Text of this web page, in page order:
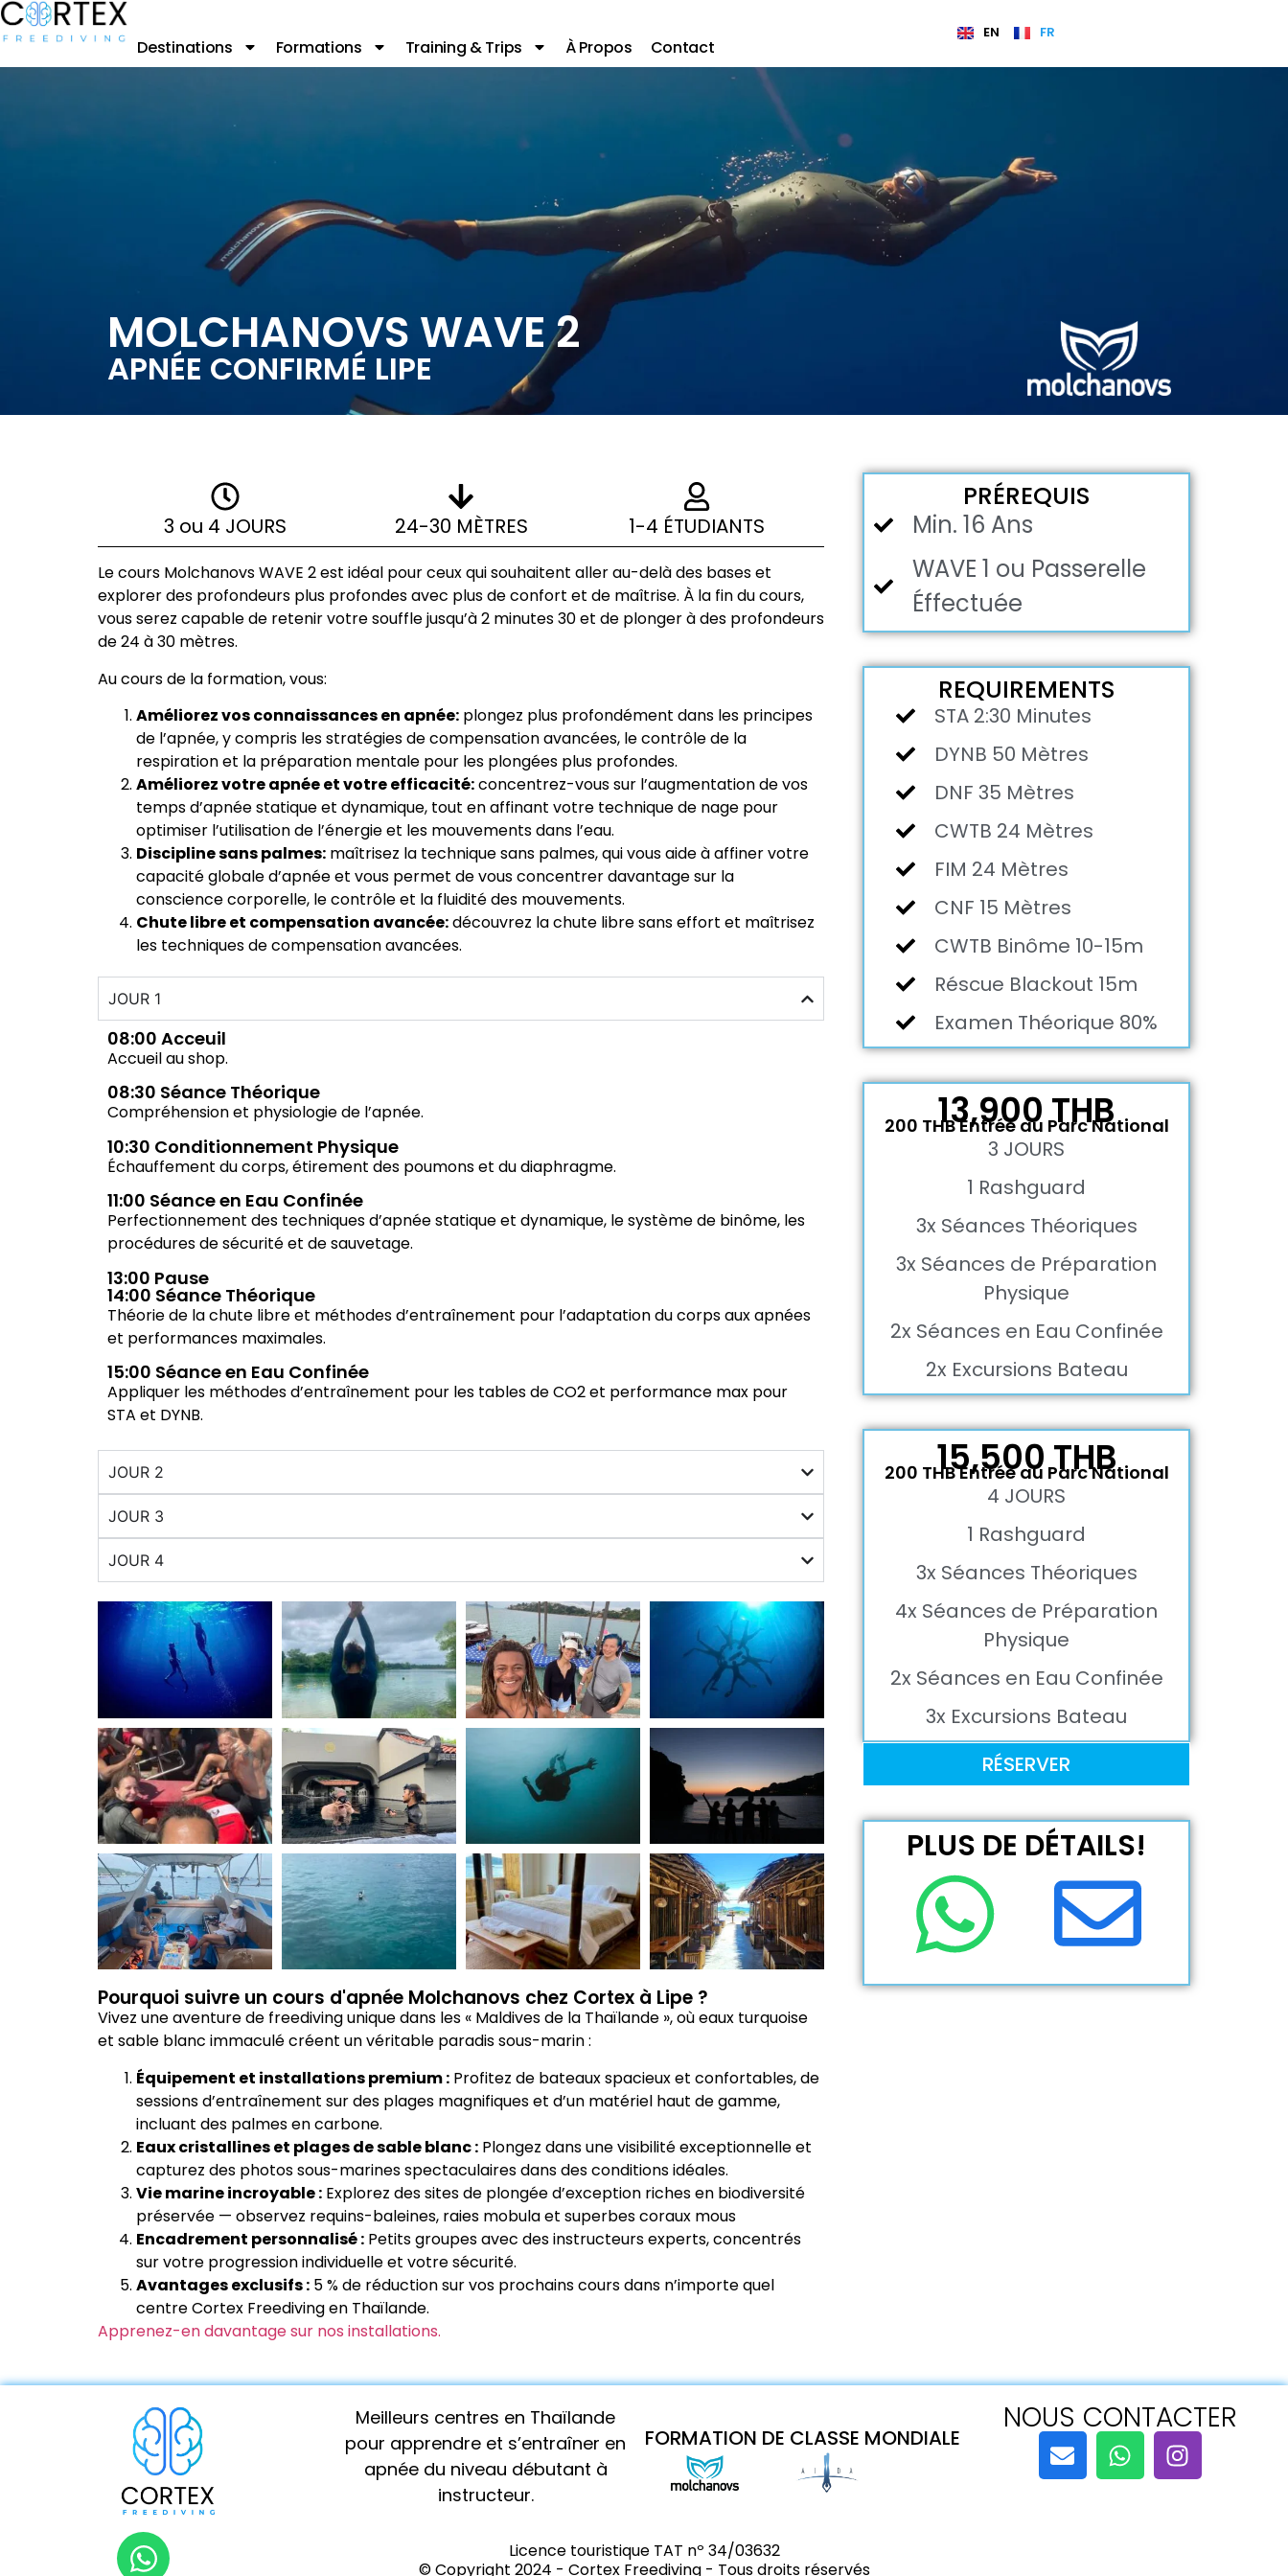
Destinations Formations Training & Trips À Propos Contact
EN FR
MOLCHANOVS WAVE 2
APNÉE CONFIRMÉ LIPE
3 ou 4 JOURS 24-30 MÈTRES 1-4 ÉTUDIANTS
Le cours Molchanovs WAVE 2 est idéal pour ceux qui souhaitent aller au-delà des bases et
explorer des profondeurs plus profondes avec plus de confort et de maîtrise. À la fin du cours,
vous serez capable de retenir votre souffle jusqu’à 2 minutes 30 et de plonger à des profondeurs
de 24 à 30 mètres.
Au cours de la formation, vous:
Améliorez vos connaissances en apnée: plongez plus profondément dans les principes
de l’apnée, y compris les stratégies de compensation avancées, le contrôle de la
respiration et la préparation mentale pour les plongées plus profondes.
Améliorez votre apnée et votre efficacité:concentrez-vous sur l’augmentation de vos
temps d’apnée statique et dynamique, tout en affinant votre technique de nage pour
optimiser l’utilisation de l’énergie et les mouvements dans l’eau.
Discipline sans palmes: maîtrisez la technique sans palmes, qui vous aide à affiner votre
capacité globale d’apnée et vous permet de vous concentrer davantage sur la
conscience corporelle, le contrôle et la fluidité des mouvements.
Chute libre et compensation avancée:découvrez la chute libre sans effort et maîtrisez
les techniques de compensation avancées.
JOUR 1
08:00 Acceuil
Accueil au shop.
08:30 Séance Théorique
Compréhensionet physiologie de l’apnée.
10:30 Conditionnement Physique
Échauffement du corps, étirement des poumons et du diaphragme.
11:00 Séance en Eau Confinée
Perfectionnement des techniques d’apnée statique et dynamique, le système de binôme, les
procédures de sécurité et de sauvetage.
13:00 Pause
14:00 Séance Théorique
Théorie de la chute libre et méthodes d’entraînement pour l’adaptation du corps aux apnées
et performances maximales.
15:00 Séance en Eau Confinée
Appliquer les méthodes d’entraînement pour les tables de CO2 et performance max pour
STA et DYNB.
JOUR 2
JOUR 3
JOUR 4
Pourquoi suivre un cours d'apnée Molchanovs chez Cortex à Lipe ?
Vivez une aventure de freediving unique dans les « Maldives de la Thaïlande », où eaux turquoise
et sable blanc immaculé créent un véritable paradis sous-marin :
Équipement et installations premium : Profitez de bateaux spacieux et confortables, de
sessions d’entraînement sur des plages magnifiques et d’un matériel haut de gamme,
incluant des palmes en carbone.
Eaux cristallines et plages de sable blanc : Plongez dans une visibilité exceptionnelle et
capturez des photos sous-marines spectaculaires dans des conditions idéales.
Vie marine incroyable : Explorez des sites de plongée d’exception riches en biodiversité
préservée — observez requins-baleines, raies mobula et superbes coraux mous
Encadrement personnalisé : Petits groupes avec des instructeurs experts, concentrés
sur votre progression individuelle et votre sécurité.
Avantages exclusifs : 5 % de réduction sur vos prochains cours dans n’importe quel
centre Cortex Freediving en Thaïlande.
Apprenez-en davantage sur nos installations.
PRÉREQUIS
Min. 16 Ans
WAVE 1 ou Passerelle
Éffectuée
REQUIREMENTS
STA 2:30 Minutes
DYNB 50 Mètres
DNF 35 Mètres
CWTB 24 Mètres
FIM 24 Mètres
CNF 15 Mètres
CWTB Binôme 10-15m
Réscue Blackout 15m
Examen Théorique 80%
13,900 THB
200 THB Entrée au Parc National
3 JOURS
1 Rashguard
3x Séances Théoriques
3x Séances de Préparation
Physique
2x Séances en Eau Confinée
2x Excursions Bateau
15,500 THB
200 THB Entrée au Parc National
4 JOURS
1 Rashguard
3x Séances Théoriques
4x Séances de Préparation
Physique
2x Séances en Eau Confinée
3x Excursions Bateau
RÉSERVER
PLUS DE DÉTAILS!
Meilleurs centres en Thaïlande
pour apprendre et s’entraîner en
apnée du niveau débutant à
instructeur.
FORMATION DE CLASSE MONDIALE
NOUS CONTACTER
Licence touristique TAT nº 34/03632
© Copyright 2024 - Cortex Freediving - Tous droits réservés